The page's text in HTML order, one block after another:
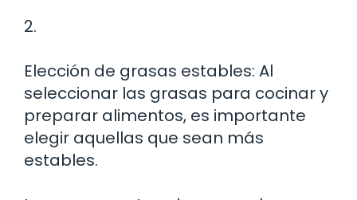
2.
Elección de grasas estables: Al
seleccionar las grasas para cocinar y
preparar alimentos, es importante
elegir aquellas que sean más
estables.